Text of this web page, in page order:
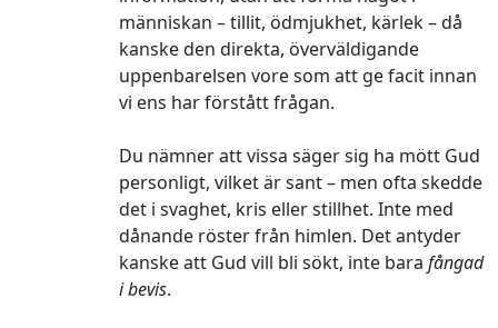
människan – tillit, ödmjukhet, kärlek – då
kanske den direkta, överväldigande
uppenbarelsen vore som att ge facit innan
vi ens har förstått frågan.
Du nämner att vissa säger sig ha mött Gud
personligt, vilket är sant – men ofta skedde
det i svaghet, kris eller stillhet. Inte med
dånande röster från himlen. Det antyder
kanske att Gud vill bli sökt, inte bara fångad
i bevis.